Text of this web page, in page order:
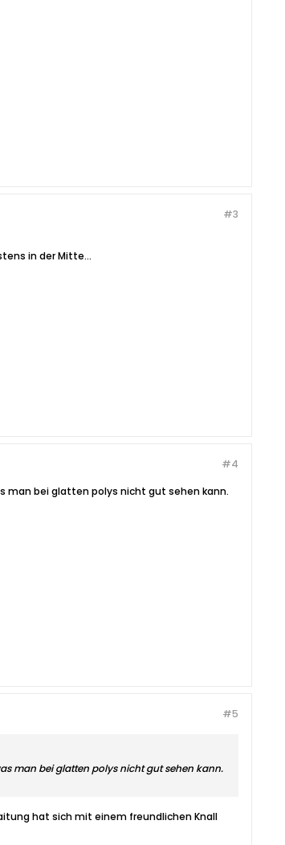
#3
in der Mitte...
#4
man bei glatten polys nicht gut sehen kann.
#5
man bei glatten polys nicht gut sehen kann.
hat sich mit einem freundlichen Knall